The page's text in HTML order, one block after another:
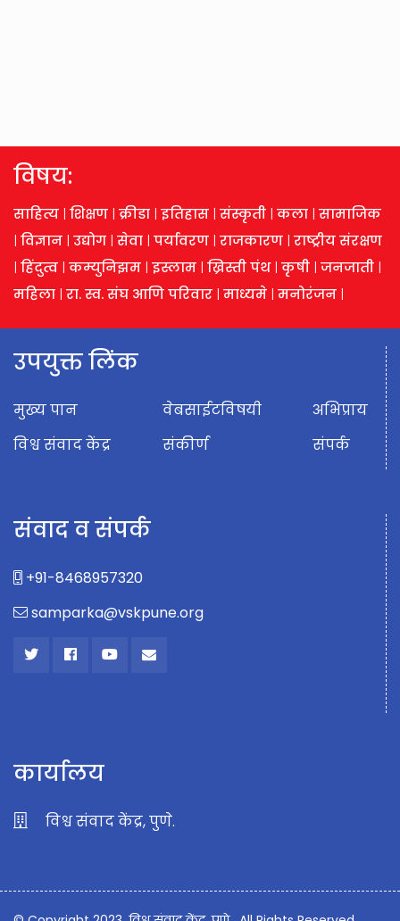
विषय:
साहित्य | शिक्षण | क्रीडा | इतिहास | संस्कृती | कला | सामाजिक
| विज्ञान | उद्योग | सेवा | पर्यावरण | राजकारण | राष्ट्रीय संरक्षण
| हिंदुत्व | कम्युनिझम | इस्लाम | ख्रिस्ती पंथ| कृषी | जनजाती |
महिला | रा. स्व. संघ आणि परिवार | माध्यमे | मनोरंजन |
उपयुक्त लिंक
मुख्य पान
विश्व संवाद केंद्र
वेबसाईटविषयी
संकीर्ण
अभिप्राय
संपर्क
संवाद व संपर्क
+91-8468957320
samparka@vskpune.org
कार्यालय
विश्व संवाद केंद्र, पुणे.